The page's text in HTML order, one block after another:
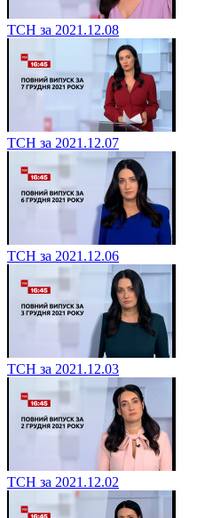
ТСН за 2021.12.08
ТСН за 2021.12.07
ТСН за 2021.12.06
ТСН за 2021.12.03
ТСН за 2021.12.02